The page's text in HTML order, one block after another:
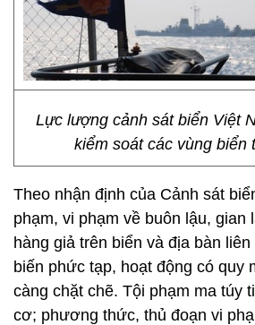
Lực lượng cảnh sát biển Việt
kiểm soát các vùng biển
Theo nhận định của Cảnh sát
phạm, vi phạm về buôn lậu, gian
hàng giả trên biển và địa bàn
biến phức tạp, hoạt động có quy
càng chặt chẽ. Tội phạm ma túy
cơ; phương thức, thủ đoạn vi